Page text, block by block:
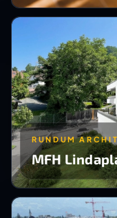
RUNDUM
MFH